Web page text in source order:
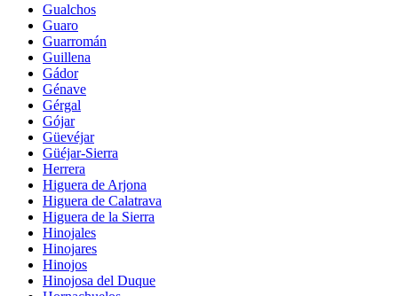
Gualchos
Guaro
Guarromán
Guillena
Gádor
Génave
Gérgal
Gójar
Güevéjar
Güéjar-Sierra
Herrera
Higuera de Arjona
Higuera de Calatrava
Higuera de la Sierra
Hinojales
Hinojares
Hinojos
Hinojosa del Duque